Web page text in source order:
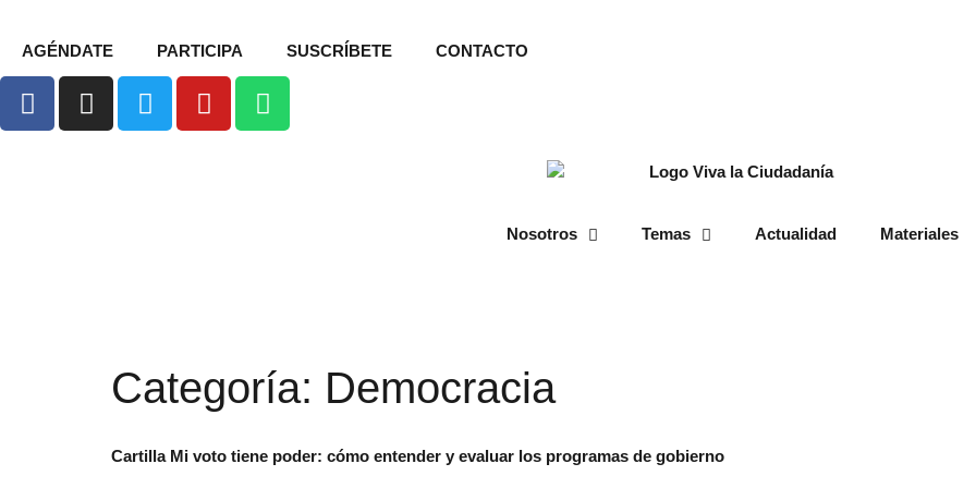
AGÉNDATE PARTICIPA SUSCRÍBETE CONTACTO
Nosotros Temas Actualidad Materiales
Categoría: Democracia
Cartilla Mi voto tiene poder: cómo entender y evaluar los programas de gobierno